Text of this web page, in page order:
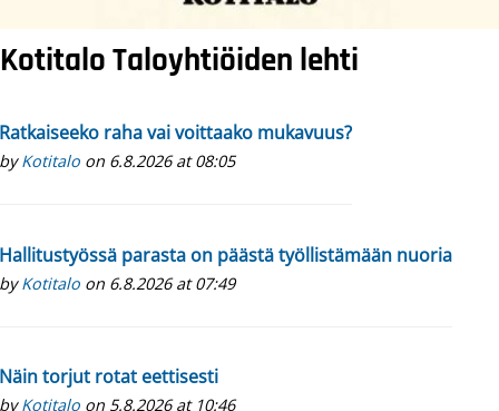
KotitaloTaloyhtiöiden lehti
Ratkaiseeko raha vai voittaako mukavuus?
byKotitalo on 6.8.2026 at 08:05
Hallitustyössä parasta on päästä työllistämään nuoria
byKotitalo on 6.8.2026 at 07:49
Näin torjut rotat eettisesti
byKotitalo on 5.8.2026 at 10:46